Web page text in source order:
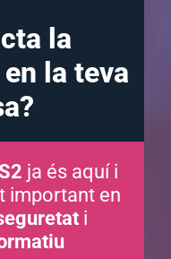
la
la teva
ja és aquí i
important en
i